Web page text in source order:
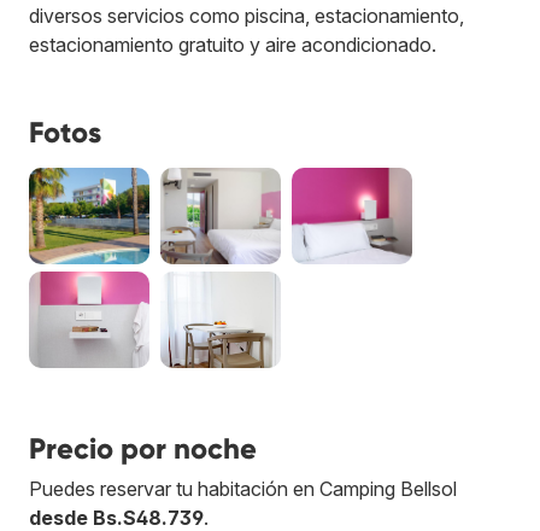
diversos servicios como piscina, estacionamiento,
estacionamiento gratuito y aire acondicionado.
Fotos
Precio por noche
Puedes reservar tu habitación en Camping Bellsol
desde Bs.S48.739.